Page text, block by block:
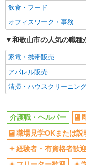
〇土
無事
7:00
山北
キープ
パナソニック エイジフ
ショ
〇土
無事
7:00
パ
山北
キープ
学歴不問
ミドル（40代～）活躍中
シニア（60代～）活躍中
16時前退社OK
朝
夕方
深夜
産休・育休取得実績あり
社割・特典あり
資格取得支援制度あり
飲食・フード
オフィスワーク・事務
和歌山市の人気の職種
家電・携帯販売
アパレル販売
清掃・ハウスクリーニン
介護職・ヘルパー
職場見学OKまたは説
経験者・有資格者歓迎